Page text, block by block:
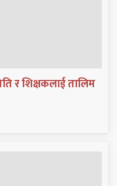
र शिक्षकलाई तालिम